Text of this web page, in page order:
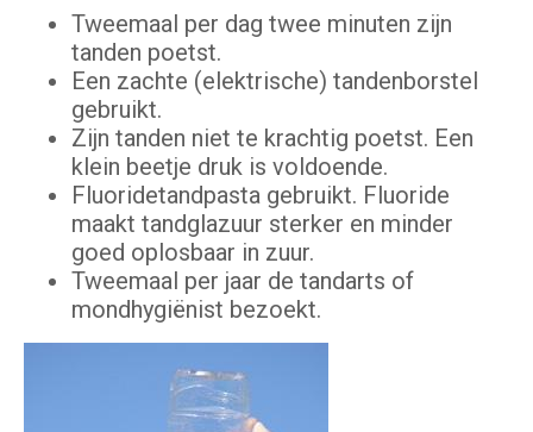
Tweemaal per dag twee minuten zijn
tanden poetst.
Een zachte (elektrische) tandenborstel
gebruikt.
Zijn tanden niet te krachtig poetst. Een
klein beetje druk is voldoende.
Fluoridetandpasta gebruikt. Fluoride
maakt tandglazuur sterker en minder
goed oplosbaar in zuur.
Tweemaal per jaar de tandarts of
mondhygiënist bezoekt.